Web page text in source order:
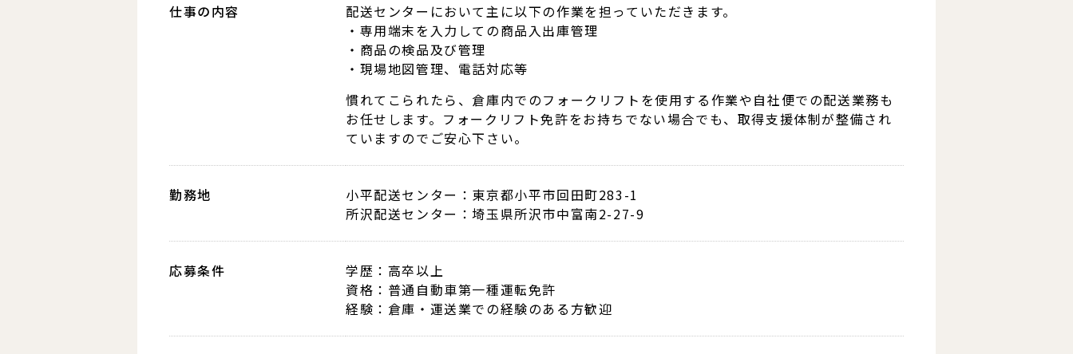
仕事の内容
配送センターにおいて主に以下の作業を担っていただきます。
・専用端末を入力しての商品入出庫管理
・商品の検品及び管理
・現場地図管理、電話対応等
慣れてこられたら、倉庫内でのフォークリフトを使用する作業や自社便での配送業務も
お任せします。フォークリフト免許をお持ちでない場合でも、取得支援体制が整備され
ていますのでご安心下さい。
勤務地
小平配送センター：東京都小平市回田町283-1
所沢配送センター：埼玉県所沢市中富南2-27-9
応募条件
学歴：高卒以上
資格：普通自動車第一種運転免許
経験：倉庫・運送業での経験のある方歓迎